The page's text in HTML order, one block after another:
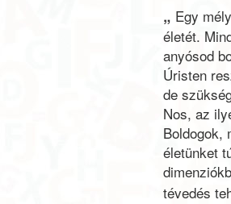
„ Egy
életét.
anyósod
Úristen
de
Nos, az
Boldogok,
életünket
tévedés